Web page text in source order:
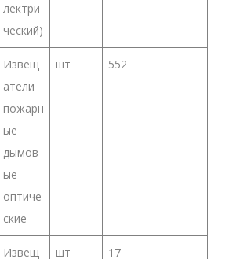
лектри
ческий)
Извещ
атели
пожарн
ые
дымов
ые
оптиче
ские
шт 552
Извещ шт 17